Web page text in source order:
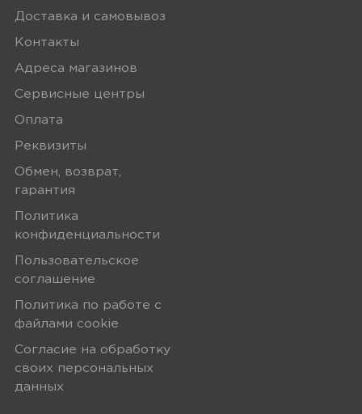
Доставка и самовывоз
Контакты
Адреса магазинов
Сервисные центры
Оплата
Реквизиты
Обмен, возврат,
гарантия
Политика
конфиденциальности
Пользовательское
соглашение
Политика по работе с
файлами сookie
Согласие на обработку
своих персональных
данных